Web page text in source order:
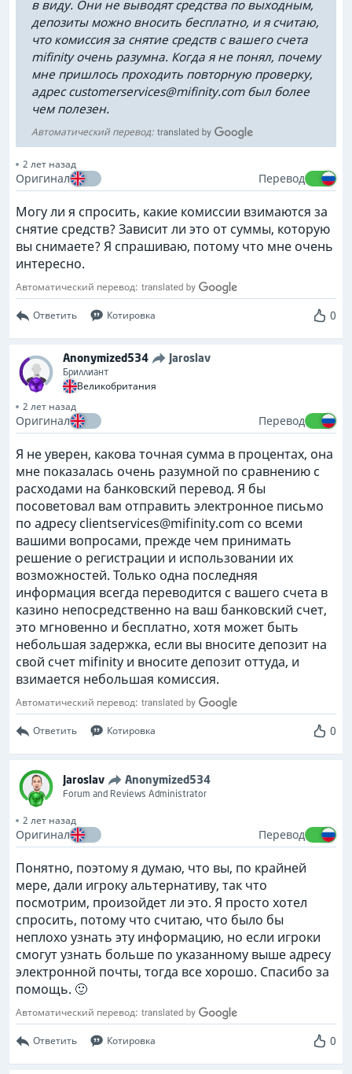
в виду. Они не выводят средства по выходным,
депозиты можно вносить бесплатно, и я считаю,
что комиссия за снятие средств с вашего счета
mifinity очень разумна. Когда я не понял, почему
мне пришлось проходить повторную проверку,
адресcustomerservices@mifinity.comбыл более
чем полезен.
Автоматический перевод:
2 лет назад
Оригинал Перевод
Могу ли я спросить, какие комиссии взимаются за
снятие средств? Зависит ли это от суммы, которую
вы снимаете? Я спрашиваю, потому что мне очень
интересно.
Автоматический перевод:
Ответить Котировка 0
Anonymized534 Jaroslav
Бриллиант
Великобритания
2 лет назад
Оригинал Перевод
Я не уверен, какова точная сумма в процентах, она
мне показалась очень разумной по сравнению с
расходами на банковский перевод. Я бы
посоветовал вам отправить электронное письмо
по адресу clientservices@mifinity.com со всеми
вашими вопросами, прежде чем принимать
решение о регистрации и использовании их
возможностей. Только одна последняя
информация всегда переводится с вашего счета в
казино непосредственно на ваш банковский счет,
это мгновенно и бесплатно, хотя может быть
небольшая задержка, если вы вносите депозит на
свой счет mifinity и вносите депозит оттуда, и
взимается небольшая комиссия.
Автоматический перевод:
Ответить Котировка 0
Jaroslav Anonymized534
Forum and Reviews Administrator
2 лет назад
Оригинал Перевод
Понятно, поэтому я думаю, что вы, по крайней
мере, дали игроку альтернативу, так что
посмотрим, произойдет ли это. Я просто хотел
спросить, потому что считаю, что было бы
неплохо узнать эту информацию, но если игроки
смогут узнать больше по указанному выше адресу
электронной почты, тогда все хорошо. Спасибо за
помощь. 🙂
Автоматический перевод:
Ответить Котировка 0